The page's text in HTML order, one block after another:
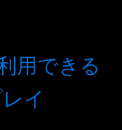
用できる
イ